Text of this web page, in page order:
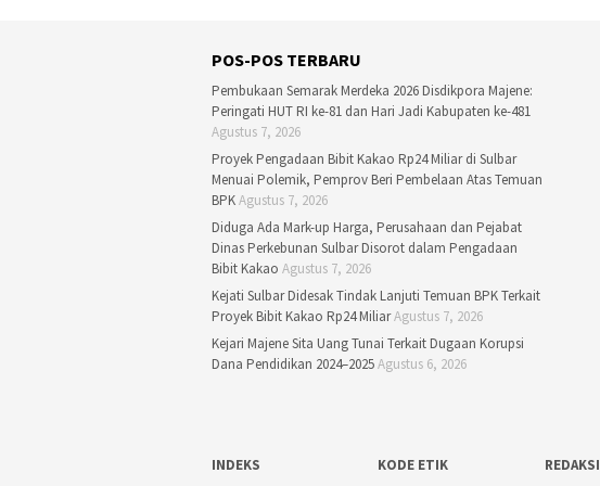
POS-POS TERBARU
Pembukaan Semarak Merdeka 2026 Disdikpora Majene:
Peringati HUT RI ke-81 dan Hari Jadi Kabupaten ke-481
Agustus 7, 2026
Proyek Pengadaan Bibit Kakao Rp24 Miliar di Sulbar
Menuai Polemik, Pemprov Beri Pembelaan Atas Temuan
BPKAgustus 7, 2026
Diduga Ada Mark-up Harga, Perusahaan dan Pejabat
Dinas Perkebunan Sulbar Disorot dalam Pengadaan
Bibit Kakao Agustus 7, 2026
Kejati Sulbar Didesak Tindak Lanjuti Temuan BPK Terkait
Proyek Bibit Kakao Rp24 MiliarAgustus 7, 2026
Kejari Majene Sita Uang Tunai Terkait Dugaan Korupsi
Dana Pendidikan 2024–2025Agustus 6, 2026
INDEKS KODE ETIK REDAKSI